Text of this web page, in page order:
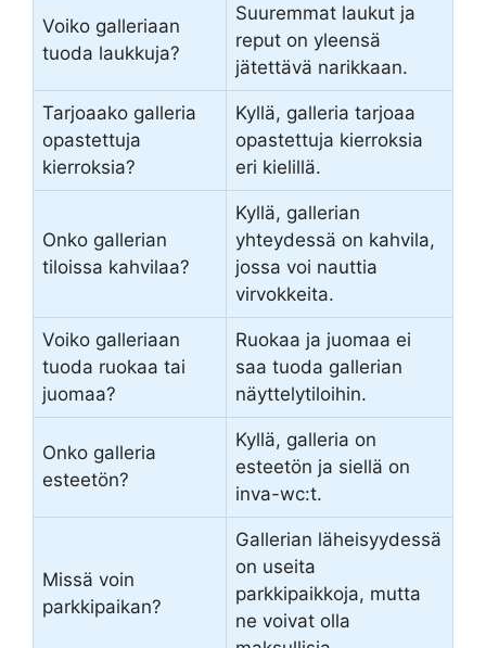
Voiko galleriaan
tuoda laukkuja?
Suuremmat laukut ja
reput on yleensä
jätettävä narikkaan.
Tarjoaako galleria
opastettuja
kierroksia?
Kyllä, galleria tarjoaa
opastettuja kierroksia
eri kielillä.
Onko gallerian
tiloissa kahvilaa?
Kyllä, gallerian
yhteydessä on kahvila,
jossa voi nauttia
virvokkeita.
Voiko galleriaan
tuoda ruokaa tai
juomaa?
Ruokaa ja juomaa ei
saa tuoda gallerian
näyttelytiloihin.
Onko galleria
esteetön?
Kyllä, galleria on
esteetön ja siellä on
inva-wc:t.
Missä voin
parkkipaikan?
Gallerian läheisyydessä
on useita
parkkipaikkoja, mutta
ne voivat olla